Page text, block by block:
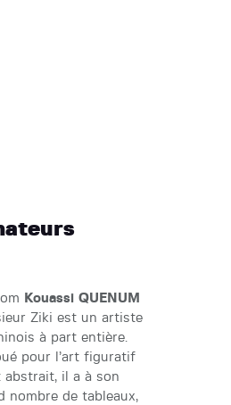
Kouassi QUENUM
Ziki est un artiste
à part entière.
pour l’art figuratif
abstrait, il a à son
nombre de tableaux,